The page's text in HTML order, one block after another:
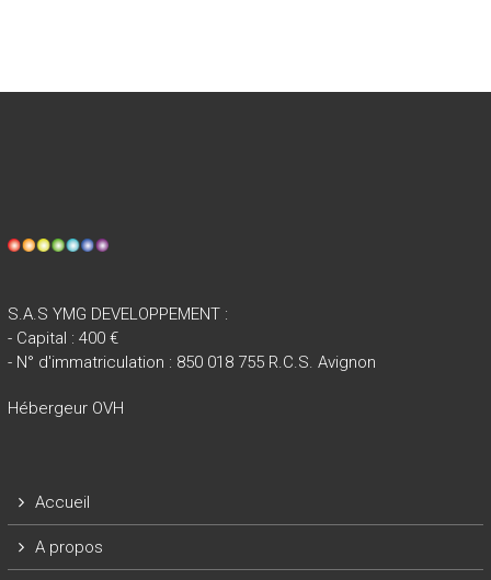
S.A.S YMG DEVELOPPEMENT :
- Capital : 400 €
- N° d'immatriculation : 850 018 755 R.C.S. Avignon
Hébergeur OVH
Accueil
A propos